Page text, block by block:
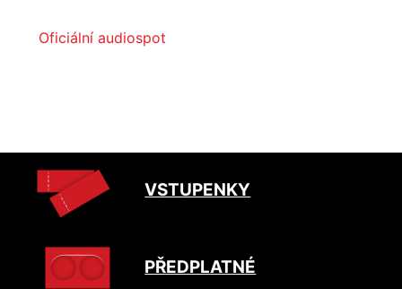
Oficiální audiospot
VSTUPENKY
PŘEDPLATNÉ